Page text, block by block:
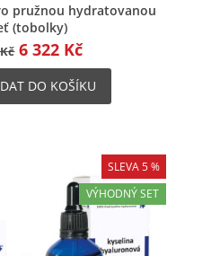
náhled
pružnou hydratovanou
(tobolky)
6 322 Kč
DO KOŠÍKU
SLEVA 5 %
VÝHODNÝ SET